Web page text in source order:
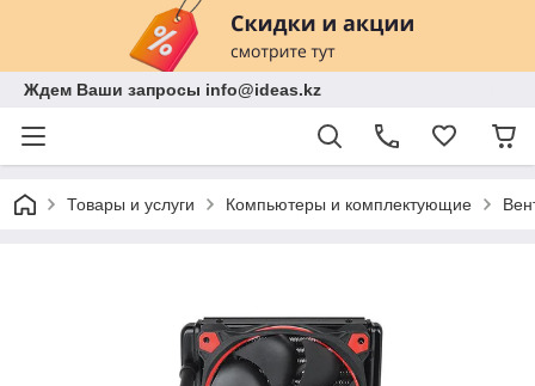
Ждем Ваши запросы info@ideas.kz
Товары и услуги Компьютеры и комплектующие